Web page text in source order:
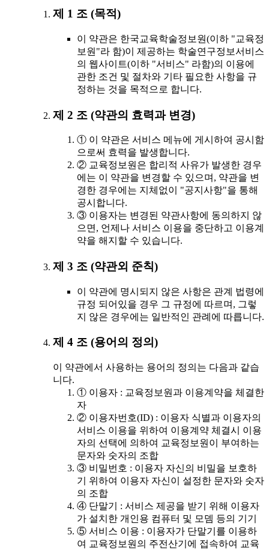
제 1 조 (목적)
이 약관은 한국교육학술정보원(이하 "교육정
보원"라 함)이 제공하는 학술연구정보서비스
의 웹사이트(이하 "서비스" 라함)의 이용에
관한 조건 및 절차와 기타 필요한 사항을 규
정하는 것을 목적으로 합니다.
제 2 조 (약관의 효력과 변경)
① 이 약관은 서비스 메뉴에 게시하여 공시함
으로써 효력을 발생합니다.
② 교육정보원은 합리적 사유가 발생한 경우
에는 이 약관을 변경할 수 있으며, 약관을 변
경한 경우에는 지체없이 "공지사항"을 통해
공시합니다.
③ 이용자는 변경된 약관사항에 동의하지 않
으면, 언제나 서비스 이용을 중단하고 이용계
약을 해지할 수 있습니다.
제 3 조 (약관외 준칙)
이 약관에 명시되지 않은 사항은 관계 법령에
규정 되어있을 경우 그 규정에 따르며, 그렇
지 않은 경우에는 일반적인 관례에 따릅니다.
제 4 조 (용어의 정의)
이 약관에서 사용하는 용어의 정의는 다음과 같습
니다.
① 이용자 : 교육정보원과 이용계약을 체결한
자
② 이용자번호(ID) : 이용자 식별과 이용자의
서비스 이용을 위하여 이용계약 체결시 이용
자의 선택에 의하여 교육정보원이 부여하는
문자와 숫자의 조합
③ 비밀번호 : 이용자 자신의 비밀을 보호하
기 위하여 이용자 자신이 설정한 문자와 숫자
의 조합
④ 단말기 : 서비스 제공을 받기 위해 이용자
가 설치한 개인용 컴퓨터 및 모뎀 등의 기기
⑤ 서비스 이용 : 이용자가 단말기를 이용하
여 교육정보원의 주전산기에 접속하여 교육